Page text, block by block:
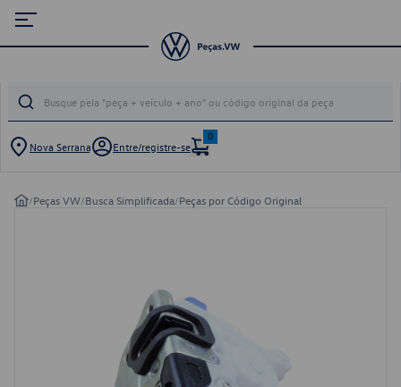
Nova Serrana Entre/registre-se
0
/Peças VW/Busca Simplificada/Peças por Código Original